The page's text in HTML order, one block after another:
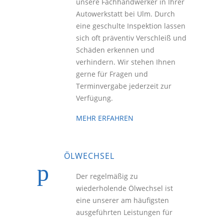
unsere Fachhandwerker in Ihrer
Autowerkstatt bei Ulm. Durch
eine geschulte Inspektion lassen
sich oft präventiv Verschleiß und
Schäden erkennen und
verhindern. Wir stehen Ihnen
gerne für Fragen und
Terminvergabe jederzeit zur
Verfügung.
MEHR ERFAHREN
ÖLWECHSEL
Der regelmäßig zu
wiederholende Ölwechsel ist
eine unserer am häufigsten
ausgeführten Leistungen für